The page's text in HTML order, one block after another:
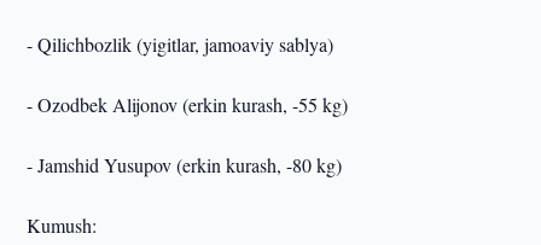
- Qilichbozlik (yigitlar, jamoaviy sablya)
- Ozodbek Alijonov (erkin kurash, -55 kg)
- Jamshid Yusupov (erkin kurash, -80 kg)
Kumush: